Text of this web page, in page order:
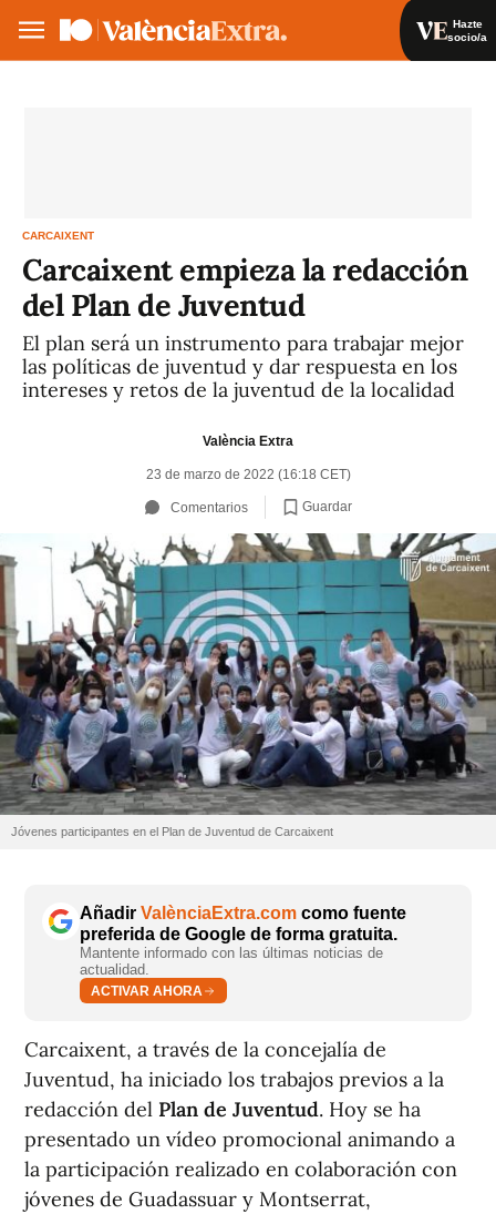
Hazte
socio/a
CARCAIXENT
Carcaixent empieza la redacción
del Plan de Juventud
El plan será un instrumento para trabajar mejor
las políticas de juventud y dar respuesta en los
intereses y retos de la juventud de la localidad
València Extra
23 de marzo de 2022 (16:18 CET)
Comentarios Guardar
Jóvenes participantes en el Plan de Juventud de Carcaixent
Añadir ValènciaExtra.com como fuente
preferida de Google de forma gratuita.
Mantente informado con las últimas noticias de
actualidad.
ACTIVAR AHORA
Carcaixent, a través de la concejalía de
Juventud, ha iniciado los trabajos previos a la
redacción del Plan de Juventud. Hoy se ha
presentado un vídeo promocional animando a
la participación realizado en colaboración con
jóvenes de Guadassuar y Montserrat,